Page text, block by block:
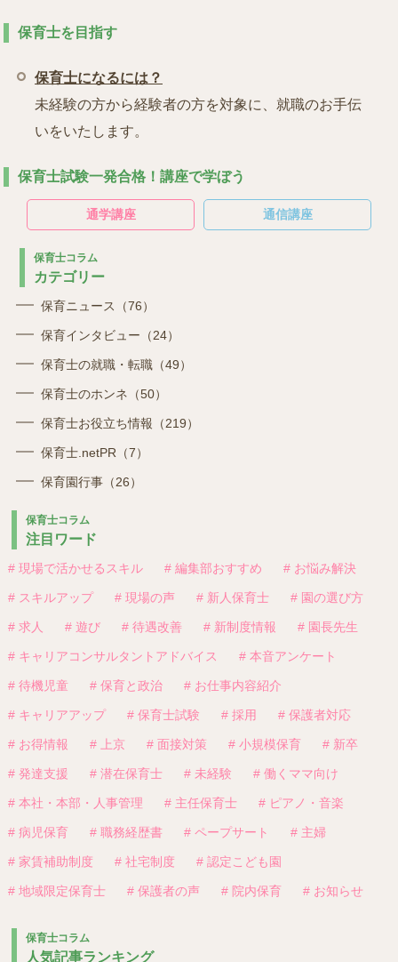
保育士を目指す
保育士になるには？
未経験の方から経験者の方を対象に、就職のお手伝
いをいたします。
保育士試験一発合格！講座で学ぼう
通学講座 通信講座
保育士コラム
カテゴリー
保育ニュース（76）
保育インタビュー（24）
保育士の就職・転職（49）
保育士のホンネ（50）
保育士お役立ち情報（219）
保育士.netPR（7）
保育園行事（26）
保育士コラム
注目ワード
# 現場で活かせるスキル # 編集部おすすめ # お悩み解決
# スキルアップ # 現場の声 # 新人保育士 # 園の選び方
# 求人 # 遊び # 待遇改善 # 新制度情報 # 園長先生
# キャリアコンサルタントアドバイス # 本音アンケート
# 待機児童 # 保育と政治 # お仕事内容紹介
# キャリアアップ # 保育士試験 # 採用 # 保護者対応
# お得情報 # 上京 # 面接対策 # 小規模保育 # 新卒
# 発達支援 # 潜在保育士 # 未経験 # 働くママ向け
# 本社・本部・人事管理 # 主任保育士 # ピアノ・音楽
# 病児保育 # 職務経歴書 # ペープサート # 主婦
# 家賃補助制度 # 社宅制度 # 認定こども園
# 地域限定保育士 # 保護者の声 # 院内保育 # お知らせ
保育士コラム
人気記事ランキング